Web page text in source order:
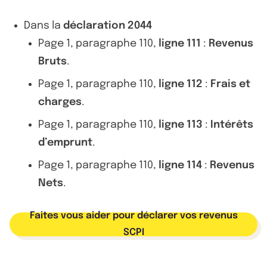
Dans la déclaration 2044
Page 1, paragraphe 110,
ligne 111 : Revenus
Bruts.
Page 1, paragraphe 110, ligne 112 : Frais et
charges.
Page 1, paragraphe 110, ligne 113 :
Intérêts
d’emprunt.
Page 1, paragraphe 110, ligne 114 : Revenus
Nets.
Faites vous aider pour déclarer vos revenus
SCPI